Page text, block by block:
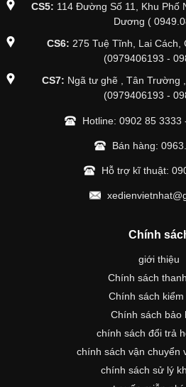
CS5: 114 Đường Số 11, Khu Phố
Dương (
CS6: 275 Tuệ Tĩnh, Lai Cách,
(0979406193 -
CS7: Ngã tư ghẽ , Tân Trường
(0979406193 -
Hotline: 0902 85 3333
Bán hàng:
Hỗ trợ kĩ thuật:
Chính
giới thiệu
Chính sách
Chính sách kiểm
Chính sách bảo
chính sách đổi trả
chính sách vận chuyển
chính sách sử lý